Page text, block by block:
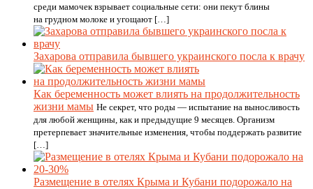
среди мамочек взрывает социальные сети: они пекут блины
на грудном молоке и угощают […]
Захарова отправила бывшего украинского посла к врачу
Как беременность может влиять на продолжительность
жизни мамы Не секрет, что роды — испытание на выносливость
для любой женщины, как и предыдущие 9 месяцев. Организм
претерпевает значительные изменения, чтобы поддержать развитие
[…]
Размещение в отелях Крыма и Кубани подорожало на